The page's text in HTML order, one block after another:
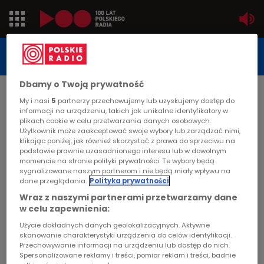
Jedynka
Dwójka
Trójka
Czwórka
PR24
Poland
Kierowcy
Dzieci
STUDIO REPORTAŻU
POLSKIEGO RADIA
2001-10-22
STRONA GŁÓWNA>ARTYKUŁ
Bo stłukł szklankę i grabie
złamał
STUDIO REPORTAŻU I DOKUMENTU
Bo stłukł szklankę i grabie złamał
Dbamy o Twoją prywatność
My i nasi 5 partnerzy przechowujemy lub uzyskujemy dostęp do
informacji na urządzeniu, takich jak unikalne identyfikatory w
plikach cookie w celu przetwarzania danych osobowych.
Użytkownik może zaakceptować swoje wybory lub zarządzać nimi,
klikając poniżej, jak również skorzystać z prawa do sprzeciwu na
podstawie prawnie uzasadnionego interesu lub w dowolnym
momencie na stronie polityki prywatności. Te wybory będą
sygnalizowane naszym partnerom i nie będą miały wpływu na
dane przeglądania. Polityka prywatności
Wraz z naszymi partnerami przetwarzamy dane
w celu zapewnienia:
Użycie dokładnych danych geolokalizacyjnych. Aktywne
skanowanie charakterystyki urządzenia do celów identyfikacji.
Przechowywanie informacji na urządzeniu lub dostęp do nich.
Spersonalizowane reklamy i treści, pomiar reklam i treści, badnie